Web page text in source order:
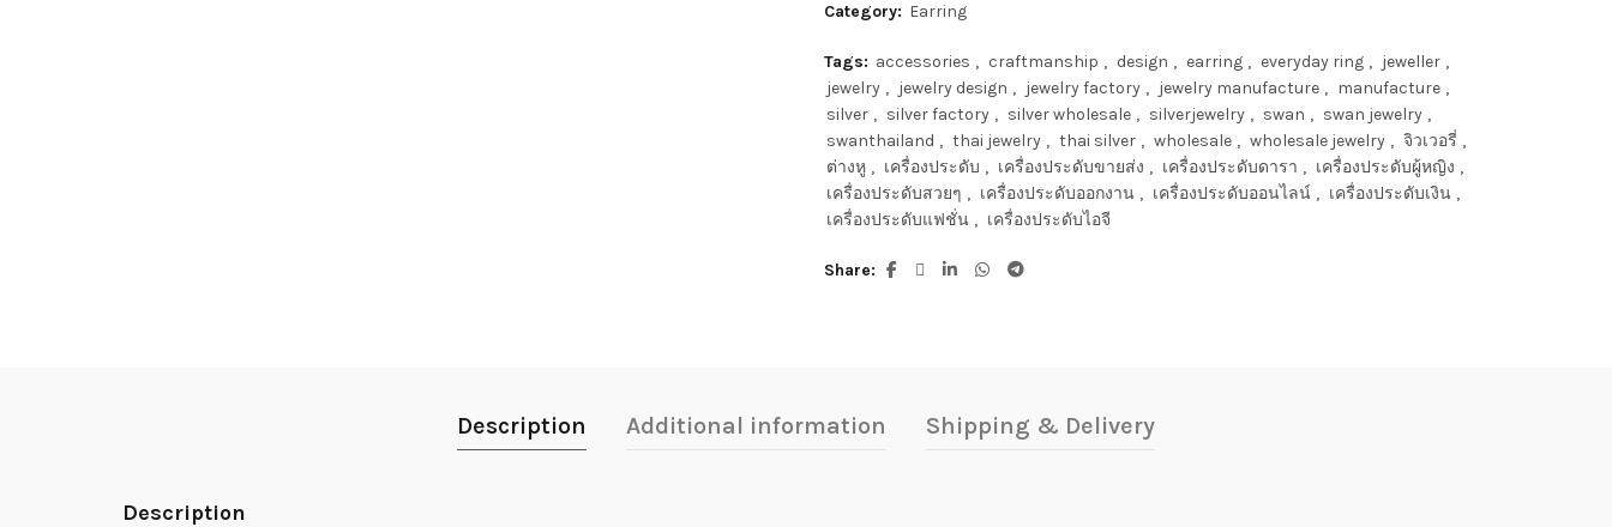
Category: Earring
Tags: accessories , craftmanship , design , earring , everyday ring , jeweller ,
jewelry , jewelry design , jewelry factory , jewelry manufacture , manufacture ,
silver , silver factory , silver wholesale , silverjewelry , swan , swan jewelry ,
swanthailand , thai jewelry , thai silver , wholesale , wholesale jewelry , จิวเวอรี่ ,
ต่างหู , เครื่องประดับ , เครื่องประดับขายส่ง , เครื่องประดับดารา , เครื่องประดับผู้หญิง ,
เครื่องประดับสวยๆ , เครื่องประดับออกงาน , เครื่องประดับออนไลน์ , เครื่องประดับเงิน ,
เครื่องประดับแฟชั่น , เครื่องประดับไอจี
Share
Description Additional information Shipping & Delivery
Description